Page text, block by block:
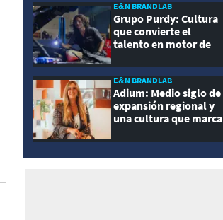
E&N BRANDLAB
Grupo Purdy: Cultura
que convierte el
talento en motor de
E&N BRANDLAB
Adium: Medio siglo de
expansión regional y
una cultura que marca